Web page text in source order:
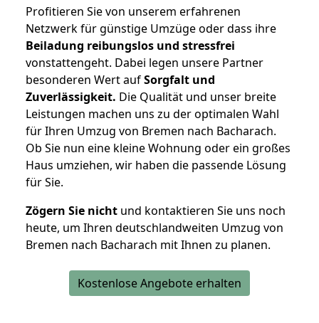
Profitieren Sie von unserem erfahrenen
Netzwerk für günstige Umzüge oder dass ihre
Beiladung reibungslos und stressfrei
vonstattengeht. Dabei legen unsere Partner
besonderen Wert aufSorgfalt und
Zuverlässigkeit. Die Qualität und unser breite
Leistungen machen uns zu der optimalen Wahl
für Ihren Umzug von Bremen nach Bacharach.
Ob Sie nun eine kleine Wohnung oder ein großes
Haus umziehen, wir haben die passende Lösung
für Sie.
Zögern Sie nicht und kontaktieren Sie uns noch
heute, um Ihren deutschlandweiten Umzug von
Bremen nach Bacharach mit Ihnen zu planen.
Kostenlose Angebote erhalten